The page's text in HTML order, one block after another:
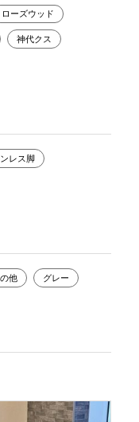
ローズウッド
神代クス
レス脚
他 グレー